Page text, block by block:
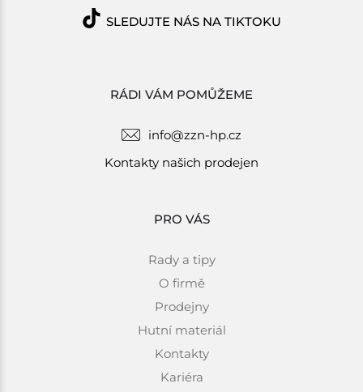
RÁDI VÁM POMŮŽEME
info@zzn-hp.cz
Kontakty našich prodejen
PRO VÁS
Rady a tipy
O firmě
Prodejny
Hutní materiál
Kontakty
Kariéra
SLEDUJTE NÁS NA TIKTOKU